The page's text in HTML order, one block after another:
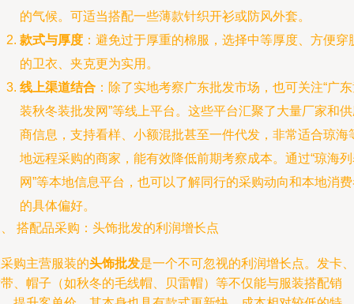
的气候。可适当搭配一些薄款针织开衫或防风外套。
款式与厚度 ：避免过于厚重的棉服，选择中等厚度、方便穿
的卫衣、夹克更为实用。
线上渠道结合 ：除了实地考察广东批发市场，也可关注“广
装秋冬装批发网”等线上平台。这些平台汇聚了大量厂家和
商信息，支持看样、小额混批甚至一件代发，非常适合琼海
地远程采购的商家，能有效降低前期考察成本。通过“琼海
网”等本地信息平台，也可以了解同行的采购动向和本地消
的具体偏好。
搭配品采购：头饰批发的利润增长点
购主营服装的头饰批发是一个不可忽视的利润增长点。发卡、
、帽子（如秋冬的毛线帽、贝雷帽）等不仅能与服装搭配销